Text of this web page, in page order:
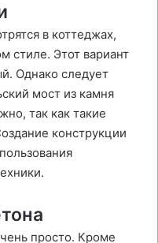
в коттеджах,
стиле. Этот вариант
Однако следует
мост из камня
так как такие
конструкции
просто. Кроме